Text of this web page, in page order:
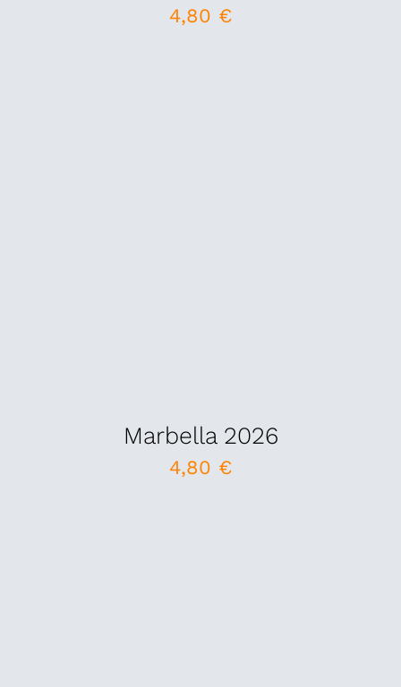
4,80 €
Marbella 2026
4,80 €